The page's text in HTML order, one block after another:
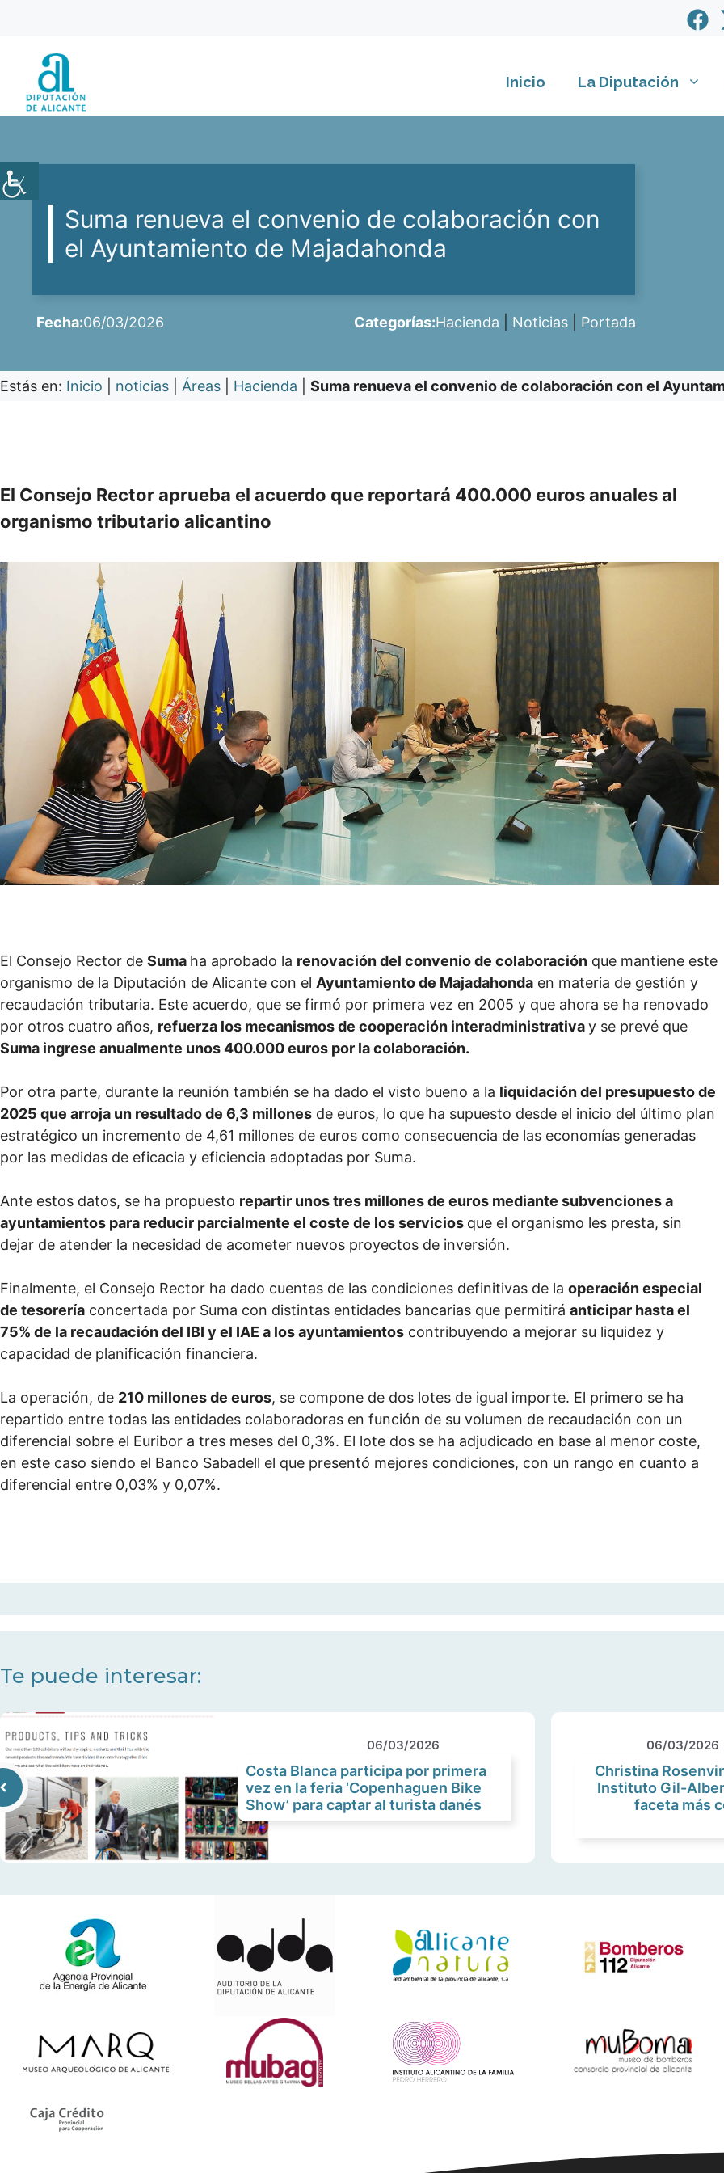
contenido
Inicio La Diputación
Suma renueva el convenio de colaboración con
el Ayuntamiento de Majadahonda
Fecha:06/03/2026 Categorías:Hacienda Noticias Portada
Estás en: Inicio noticias Áreas Hacienda Suma renueva el convenio de colaboración con el
El Consejo Rector aprueba el acuerdo que reportará 400.000 euros anuales al
organismo tributario alicantino
El Consejo Rector de Suma ha aprobado la renovación del convenio de colaboración que mantiene este
organismo de la Diputación de Alicante con el Ayuntamiento de Majadahonda en materia de gestión y
recaudación tributaria. Este acuerdo, que se firmó por primera vez en 2005 y que ahora se ha renovado
por otros cuatro años, refuerza los mecanismos de cooperación interadministrativay se prevé que
Suma ingrese anualmente unos 400.000 euros por la colaboración.
Por otra parte, durante la reunión también se ha dado el visto bueno a la liquidación del presupuesto de
2025 que arroja un resultado de 6,3 millones de euros, lo que ha supuesto desde el inicio del último plan
estratégico un incremento de 4,61 millones de euros como consecuencia de las economías generadas
por las medidas de eficacia y eficiencia adoptadas por Suma.
Ante estos datos, se ha propuesto repartir unos tres millones de euros mediante subvenciones a
ayuntamientos para reducir parcialmente el coste de los servicios que el organismo les presta, sin
dejar de atender la necesidad de acometer nuevos proyectos de inversión.
Finalmente, el Consejo Rector ha dado cuentas de las condiciones definitivas de la operación especial
de tesorería concertada por Suma con distintas entidades bancarias que permitirá anticipar hasta el
75% de la recaudación del IBI y el IAE a los ayuntamientos contribuyendo a mejorar su liquidez y
capacidad de planificación financiera.
La operación, de 210 millones de euros, se compone de dos lotes de igual importe. El primero se ha
repartido entre todas las entidades colaboradoras en función de su volumen de recaudación con un
diferencial sobre el Euribor a tres meses del 0,3%. El lote dos se ha adjudicado en base al menor coste,
en este caso siendo el Banco Sabadell el que presentó mejores condiciones, con un rango en cuanto a
diferencial entre 0,03% y 0,07%.
Te puede interesar:
06/03/2026
Costa Blanca participa por primera
vez en la feria ‘Copenhaguen Bike
Show’ para captar al turista danés
06/03/2026
Christina
Instituto Gil-
faceta más